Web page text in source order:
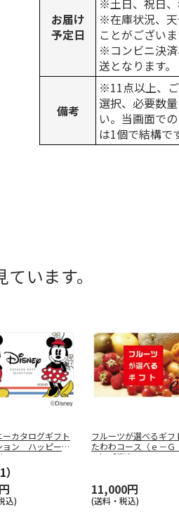
お届け
予定日
※土日、祝日
※在庫状況、
ことがござい
※コンビニ決済
送となります。
備考
※11点以上、
選択、必要数
い。当画面で
は1個で結構で
います。
カタログギフト
ョン ハッピー
込)
フルーツが選べるギ
たわわコース（ｅ－Ｇ
ｔ）【慶事
11,000円
(送料・税込)